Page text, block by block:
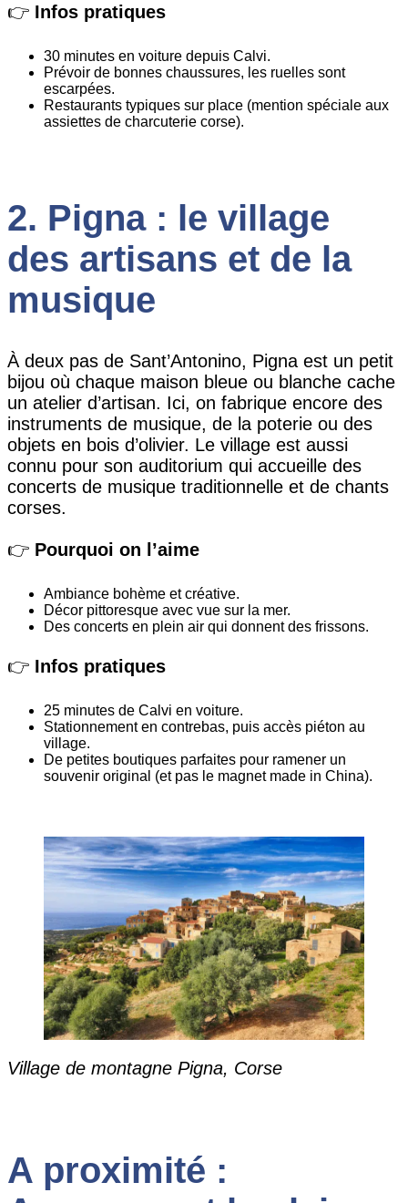
👉 Infos pratiques
30 minutes en voiture depuis Calvi.
Prévoir de bonnes chaussures, les ruelles sont
escarpées.
Restaurants typiques sur place (mention spéciale aux
assiettes de charcuterie corse).
2. Pigna : le village
des artisans et de la
musique
À deux pas de Sant’Antonino, Pigna est un petit
bijou où chaque maison bleue ou blanche cache
un atelier d’artisan. Ici, on fabrique encore des
instruments de musique, de la poterie ou des
objets en bois d’olivier. Le village est aussi
connu pour son auditorium qui accueille des
concerts de musique traditionnelle et de chants
corses.
👉 Pourquoi on l’aime
Ambiance bohème et créative.
Décor pittoresque avec vue sur la mer.
Des concerts en plein air qui donnent des frissons.
👉 Infos pratiques
25 minutes de Calvi en voiture.
Stationnement en contrebas, puis accès piéton au
village.
De petites boutiques parfaites pour ramener un
souvenir original (et pas le magnet made in China).
Village de montagne Pigna, Corse
A proximité :